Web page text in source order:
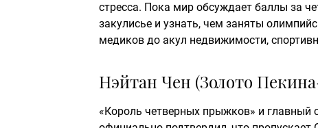
стресса. Пока мир обсуждает баллы за
закулисье и узнать, чем заняты
медиков до акул недвижимости,
Нэйтан Чен (Золото
«Король четверных прыжков» и